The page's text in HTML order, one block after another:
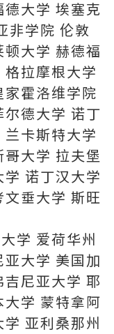
大学 埃塞克
非学院 伦敦
大学 赫德福
拉摩根大学
霍洛维学院
德大学 诺丁
卡斯特大学
大学 拉夫堡
诺丁汉大学
垂大学 斯旺
学 爱荷华州
大学 美国加
尼亚大学 耶
学 蒙特拿阿
亚利桑那州